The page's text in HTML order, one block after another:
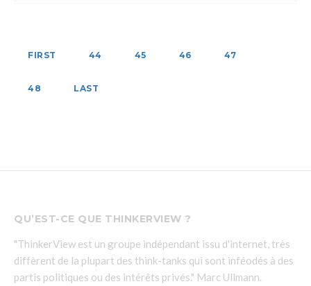
FIRST 44 45 46 47
48 LAST
QU’EST-CE QUE THINKERVIEW ?
"ThinkerView est un groupe indépendant issu d'internet, très
diffèrent de la plupart des think-tanks qui sont inféodés à des
partis politiques ou des intérêts privés." Marc Ullmann.